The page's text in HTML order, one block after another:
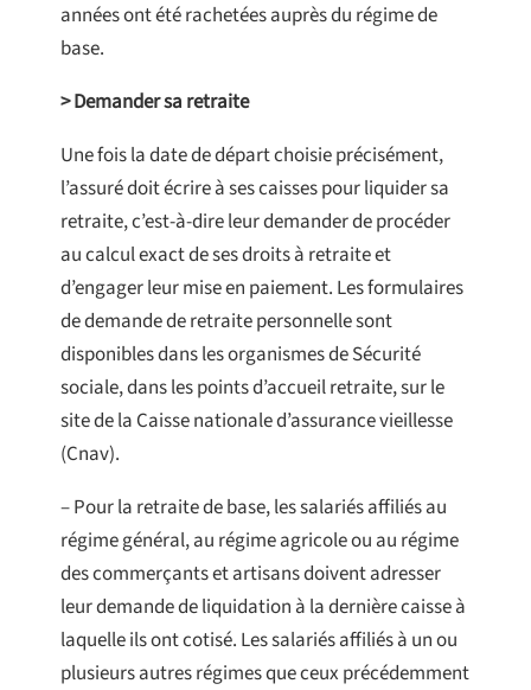
années ont été rachetées auprès du régime de
base.
> Demander sa retraite
Une fois la date de départ choisie précisément,
l’assuré doit écrire à ses caisses pour liquider sa
retraite, c’est-à-dire leur demander de procéder
au calcul exact de ses droits à retraite et
d’engager leur mise en paiement. Les formulaires
de demande de retraite personnelle sont
disponibles dans les organismes de Sécurité
sociale, dans les points d’accueil retraite, sur le
site de la Caisse nationale d’assurance vieillesse
(Cnav).
– Pour la retraite de base, les salariés affiliés au
régime général, au régime agricole ou au régime
des commerçants et artisans doivent adresser
leur demande de liquidation à la dernière caisse à
laquelle ils ont cotisé. Les salariés affiliés à un ou
plusieurs autres régimes que ceux précédemment